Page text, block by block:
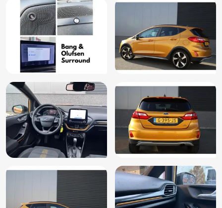
Stuurbekrachtiging
Stuur leder
Stuur multifunctioneel
Stuur verstelbaar
Verkeersbord detectie
Achteruitrijcamera
Android Auto
Apple CarPlay
Buitenspiegels elektrisch inklapbaar
Driver Assistance Pack 1
Parkeersensor achter